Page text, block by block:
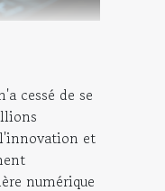
cessé de se
et
numérique